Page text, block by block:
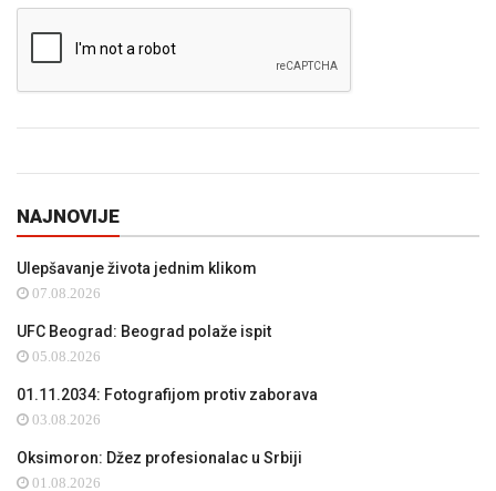
NAJNOVIJE
Ulepšavanje života jednim klikom
07.08.2026
UFC Beograd: Beograd polaže ispit
05.08.2026
01.11.2034: Fotografijom protiv zaborava
03.08.2026
Oksimoron: Džez profesionalac u Srbiji
01.08.2026